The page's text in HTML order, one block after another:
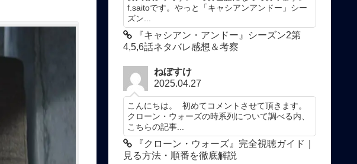
f.saitoです。やっと「キャシアンアンドー」シー
ズン...
『キャシアン・アンドー』シーズン2第
4,5,6話ネタバレ感想＆考察
ねぼすけ
2025.04.27
こんにちは。 初めてコメントさせて頂きます。
クローン・ウォーズの時系列について調べる内、
こちらの記事...
『クローン・ウォーズ』完全視聴ガイド｜
見る方法・順番を徹底解説